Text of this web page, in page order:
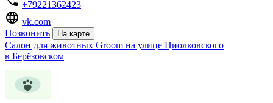
+79221362423
language vk.com
Позвонить
На карте
Салон для животных Groom на улице Циолковского
в Берёзовском